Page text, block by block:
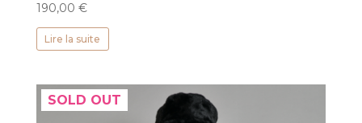
190,00 €
Lire la suite
SOLD OUT